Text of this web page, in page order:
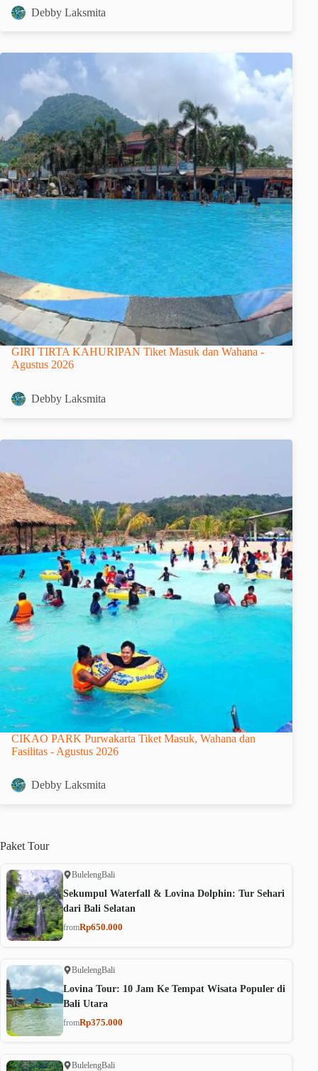
Debby Laksmita
GIRI TIRTA KAHURIPAN Tiket Masuk dan Wahana -
Agustus 2026
Debby Laksmita
CIKAO PARK Purwakarta Tiket Masuk, Wahana dan
Fasilitas - Agustus 2026
Debby Laksmita
Paket Tour
BulelengBali
Sekumpul Waterfall & Lovina Dolphin: Tur Sehari
dari Bali Selatan
fromRp650.000
BulelengBali
Lovina Tour: 10 Jam Ke Tempat Wisata Populer di
Bali Utara
fromRp375.000
BulelengBali